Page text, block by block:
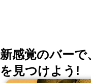
新感覚のバー
を見つけよう!